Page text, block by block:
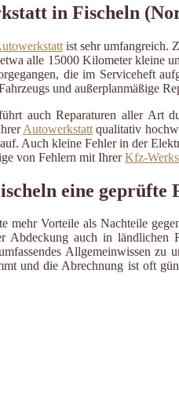
in Fischeln
ist sehr umfangreich.
alle 15000 Kilometer kleine
die im Serviceheft
und außerplanmäßige
auch Reparaturen aller Art
Autowerkstatt qualitativ
Auch kleine Fehler in der
von Fehlern mit IhrerKfz-
eine geprüfte
mehr Vorteile als Nachteile
Abdeckung auch in ländlichen
Allgemeinwissen zu
und die Abrechnung ist oft